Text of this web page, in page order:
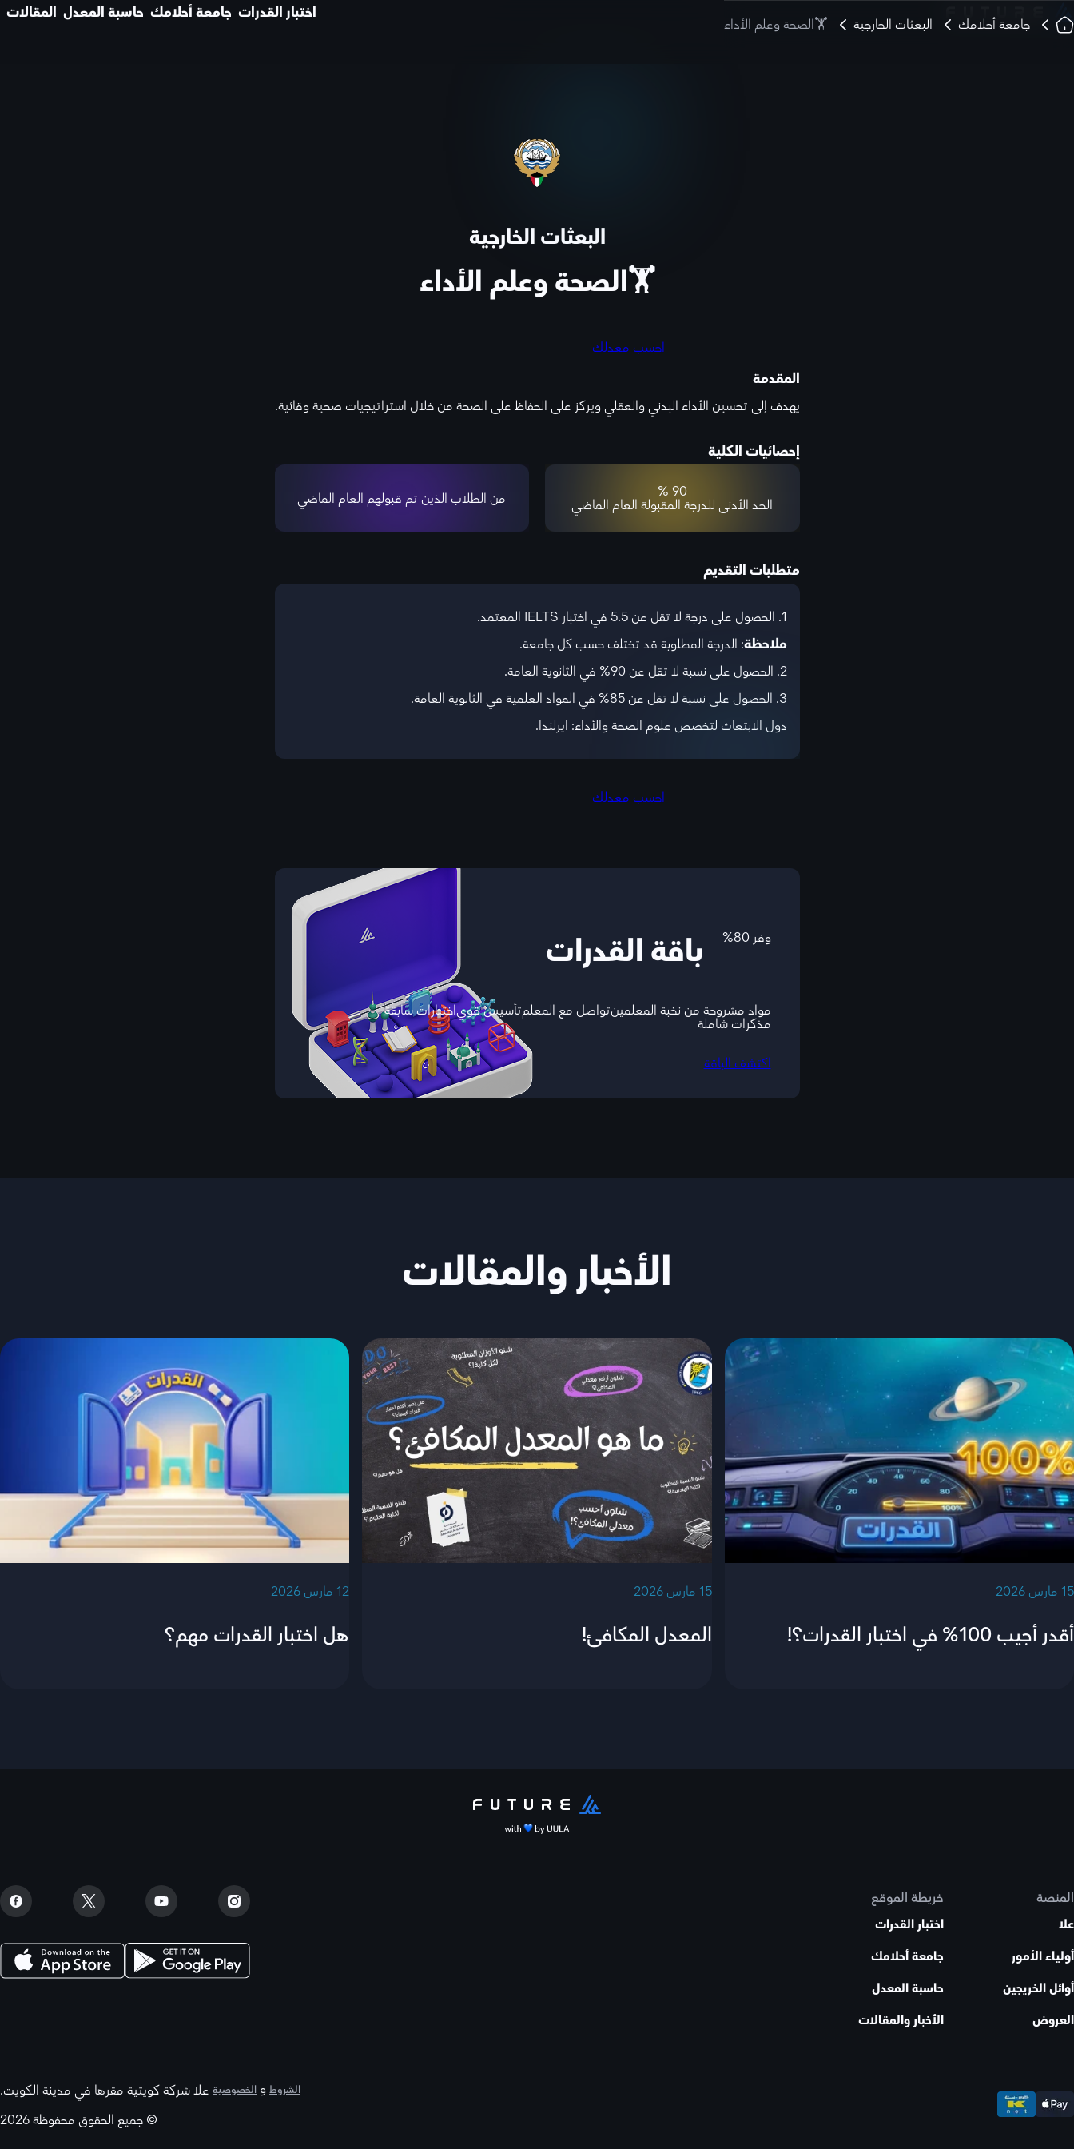
اختبار القدرات جامعة أحلامك حاسبة المعدل المقالات جامعة أحلامك البعثات الخارجية 🏋️الصحة وعلم الأداء
البعثات الخارجية
🏋️الصحة وعلم الأداء
احسب معدلك
المقدمة
يهدف إلى تحسين الأداء البدني والعقلي ويركز على الحفاظ على الصحة من خلال استراتيجيات صحية وقائية.
إحصائيات الكلية
90 %
الحد الأدنى للدرجة المقبولة العام الماضي من الطلاب الذين تم قبولهم العام الماضي
متطلبات التقديم
1. الحصول على درجة لا تقل عن 5.5 في اختبار IELTS المعتمد.
ملاحظة: الدرجة المطلوبة قد تختلف حسب كل جامعة.
2. الحصول على نسبة لا تقل عن 90% في الثانوية العامة.
3. الحصول على نسبة لا تقل عن 85% في المواد العلمية في الثانوية العامة.
دول الابتعاث لتخصص علوم الصحة والأداء: ايرلندا.
احسب معدلك
وفر 80% باقة القدرات
مواد مشروحة من نخبة المعلمينتواصل مع المعلمتأسيس قوياختبارات سابقة
مذكرات شاملة
اكتشف الباقة
الأخبار والمقالات
‫15 مارس 2026‬
أقدر أجيب 100% في اختبار القدرات؟!
‫15 مارس 2026‬
المعدل المكافئ!
‫12 مارس 2026‬
هل اختبار القدرات مهم؟
المنصة
علا
أولياء الأمور
أوائل الخريجين
العروض
خريطة الموقع
اختبار القدرات
جامعة أحلامك
حاسبة المعدل
الأخبار والمقالات
علا شركة كويتية مقرها في مدينة الكويت. الشروطو الخصوصية
© جميع الحقوق محفوظة 2026